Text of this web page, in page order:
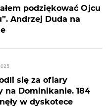
podziękować Ojcu
Andrzej Duda na
się za ofiary
na Dominikanie. 184
w dyskotece